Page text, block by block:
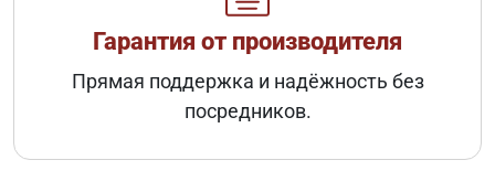
Гарантия от производителя
Прямая поддержка и надёжность без
посредников.